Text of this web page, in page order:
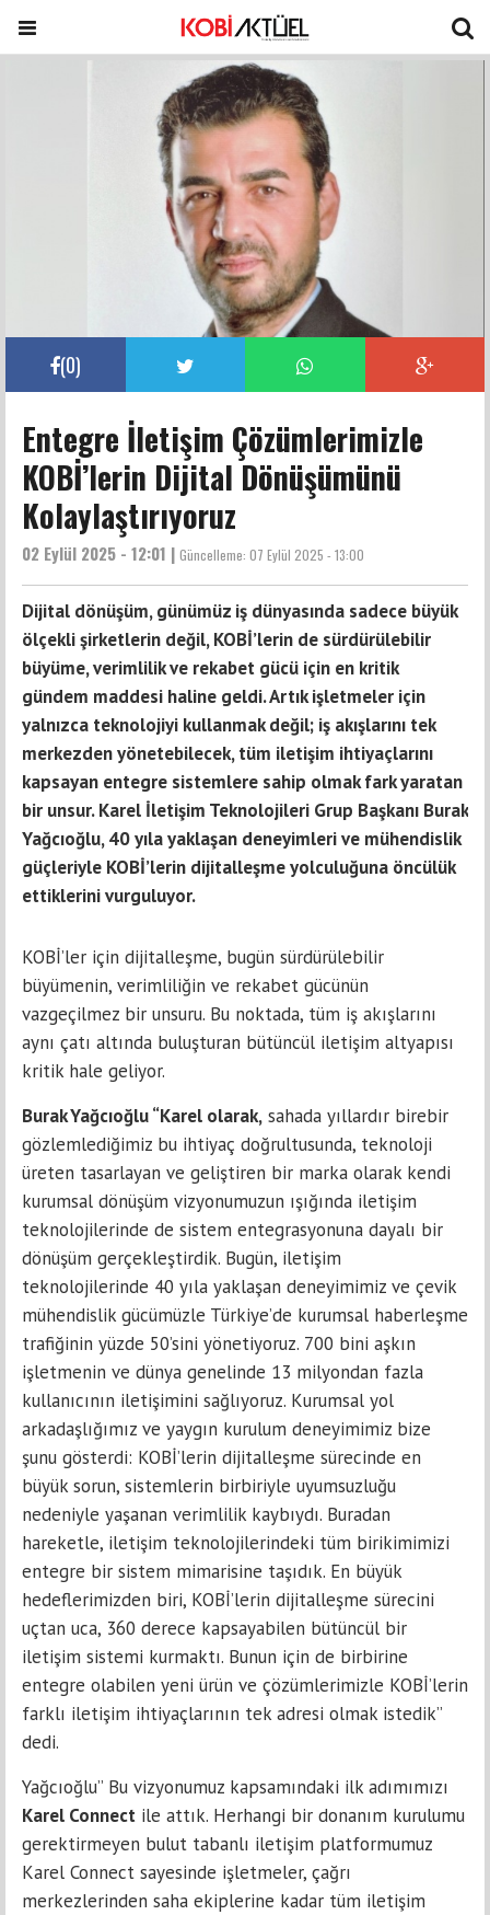
(0)
Entegre İletişim Çözümlerimizle
KOBİ’lerin Dijital Dönüşümünü
Kolaylaştırıyoruz
02 Eylül 2025 - 12:01 | Güncelleme: 07 Eylül 2025 - 13:00
Dijital dönüşüm, günümüz iş dünyasında sadece büyük
ölçekli şirketlerin değil, KOBİ’lerin de sürdürülebilir
büyüme, verimlilik ve rekabet gücü için en kritik
gündem maddesi haline geldi. Artık işletmeler için
yalnızca teknolojiyi kullanmak değil; iş akışlarını tek
merkezden yönetebilecek, tüm iletişim ihtiyaçlarını
kapsayan entegre sistemlere sahip olmak fark yaratan
bir unsur. Karel İletişim Teknolojileri Grup Başkanı Burak
Yağcıoğlu, 40 yıla yaklaşan deneyimleri ve mühendislik
güçleriyle KOBİ’lerin dijitalleşme yolculuğuna öncülük
ettiklerini vurguluyor.
KOBİ’ler için dijitalleşme, bugün sürdürülebilir
büyümenin, verimliliğin ve rekabet gücünün
vazgeçilmez bir unsuru. Bu noktada, tüm iş akışlarını
aynı çatı altında buluşturan bütüncül iletişim altyapısı
kritik hale geliyor.
Burak Yağcıoğlu “Karel olarak, sahada yıllardır birebir
gözlemlediğimiz bu ihtiyaç doğrultusunda, teknoloji
üreten tasarlayan ve geliştiren bir marka olarak kendi
kurumsal dönüşüm vizyonumuzun ışığında iletişim
teknolojilerinde de sistem entegrasyonuna dayalı bir
dönüşüm gerçekleştirdik. Bugün, iletişim
teknolojilerinde 40 yıla yaklaşan deneyimimiz ve çevik
mühendislik gücümüzle Türkiye’de kurumsal haberleşme
trafiğinin yüzde 50’sini yönetiyoruz. 700 bini aşkın
işletmenin ve dünya genelinde 13 milyondan fazla
kullanıcının iletişimini sağlıyoruz. Kurumsal yol
arkadaşlığımız ve yaygın kurulum deneyimimiz bize
şunu gösterdi: KOBİ’lerin dijitalleşme sürecinde en
büyük sorun, sistemlerin birbiriyle uyumsuzluğu
nedeniyle yaşanan verimlilik kaybıydı. Buradan
hareketle, iletişim teknolojilerindeki tüm birikimimizi
entegre bir sistem mimarisine taşıdık. En büyük
hedeflerimizden biri, KOBİ’lerin dijitalleşme sürecini
uçtan uca, 360 derece kapsayabilen bütüncül bir
iletişim sistemi kurmaktı. Bunun için de birbirine
entegre olabilen yeni ürün ve çözümlerimizle KOBİ’lerin
farklı iletişim ihtiyaçlarının tek adresi olmak istedik”
dedi.
Yağcıoğlu” Bu vizyonumuz kapsamındaki ilk adımımızı
Karel Connect ile attık. Herhangi bir donanım kurulumu
gerektirmeyen bulut tabanlı iletişim platformumuz
Karel Connect sayesinde işletmeler, çağrı
merkezlerinden saha ekiplerine kadar tüm iletişim